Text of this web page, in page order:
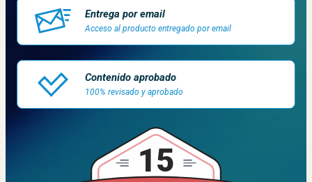
Entrega por email
Acceso al producto entregado por email
Contenido aprobado
100% revisado y aprobado
15